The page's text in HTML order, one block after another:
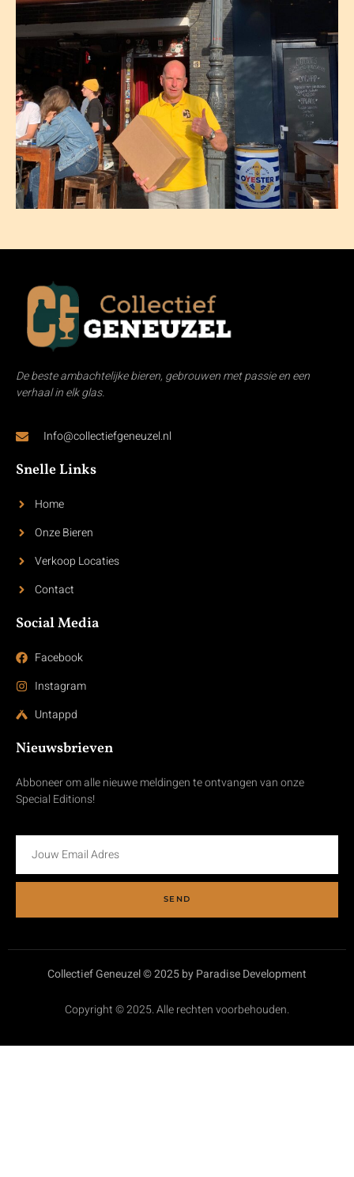
Toon Leijten
De beste ambachtelijke bieren, gebrouwen met passie en een
verhaal in elk glas.
Info@collectiefgeneuzel.nl
Snelle Links
Home
Onze Bieren
Verkoop Locaties
Contact
Social Media
Facebook
Instagram
Untappd
Nieuwsbrieven
Abboneer om alle nieuwe meldingen te ontvangen van onze
Special Editions!
SEND
Collectief Geneuzel©2025 by Paradise Development
Copyright © 2025. Alle rechten voorbehouden.